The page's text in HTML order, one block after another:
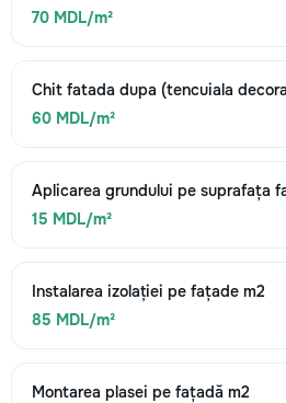
70 MDL/m²
Chit fatada dupa (tencuiala
60 MDL/m²
Aplicarea grundului pe suprafața
15 MDL/m²
Instalarea izolației pe fațade m2
85 MDL/m²
Montarea plasei pe fațadă m2